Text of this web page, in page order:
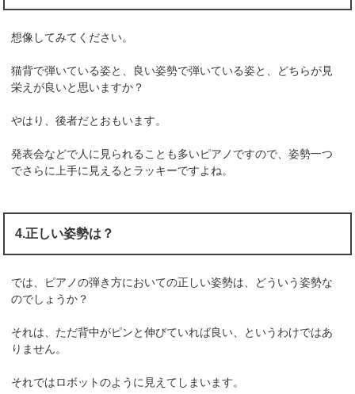
想像してみてください。
猫背で弾いている姿と、良い姿勢で弾いている姿と、どちらが見
栄えが良いと思いますか？
やはり、後者だとおもいます。
発表会などで人に見られることも多いピアノですので、姿勢一つ
でさらに上手に見えるとラッキーですよね。
4.正しい姿勢は？
では、ピアノの弾き方においての正しい姿勢は、どういう姿勢な
のでしょうか？
それは、ただ背中がピンと伸びていれば良い、というわけではあ
りません。
それではロボットのように見えてしまいます。